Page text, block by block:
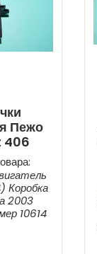
Пежо
406
Коробка
2003
10614